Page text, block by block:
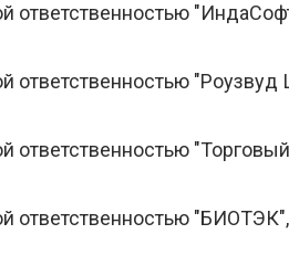
ответственностью
ответственностью
ответственностью
ответственностью